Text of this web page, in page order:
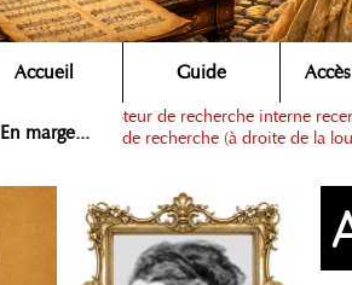
Accueil Guide
En marge...
ce moteur de recherche interne
dans la zone de recherche (à droite de la